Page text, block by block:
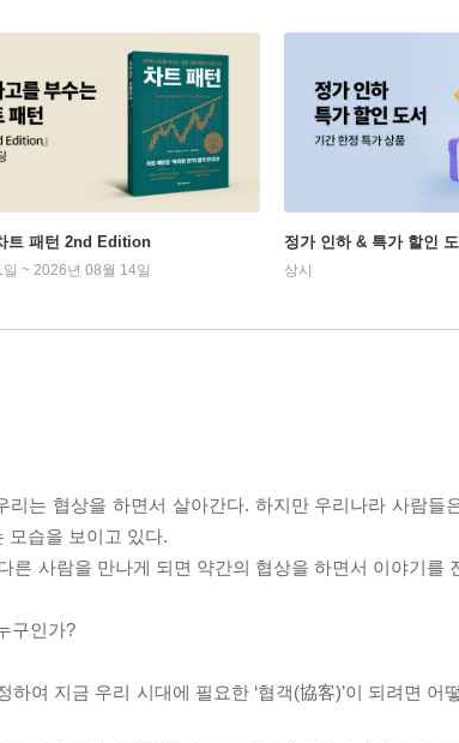
트 패턴 2nd Edition
~ 2026년 08월 14일
정가 인하 & 특가 할인
상시
는 협상을 하면서 살아간다. 하지만 우리나라 사람들
모습을 보이고 있다.
사람을 만나게 되면 약간의 협상을 하면서 이야기를
구인가?
여 지금 우리 시대에 필요한 ‘협객(協客)’이 되려면 어